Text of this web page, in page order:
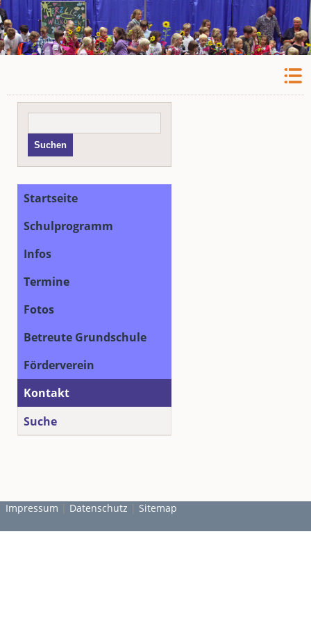
Suchbegriffe
Suchen
Navigation
überspringen
Startseite
Schulprogramm
Infos
Termine
Fotos
Betreute Grundschule
Förderverein
Kontakt
Suche
Impressum | Datenschutz | Sitemap